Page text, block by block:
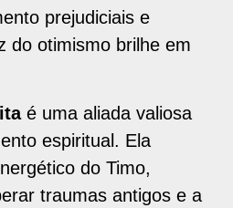
prejudiciais e
do otimismo brilhe em
é uma aliada valiosa
espiritual. Ela
do Timo,
traumas antigos e a